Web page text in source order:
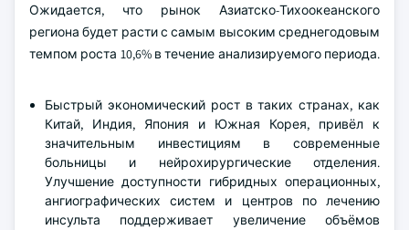
Ожидается, что рынок Азиатско-Тихоокеанского
региона будет расти с самым высоким среднегодовым
темпом роста 10,6% в течение анализируемого периода.
Быстрый экономический рост в таких странах, как
Китай, Индия, Япония и Южная Корея, привёл к
значительным инвестициям в современные
больницы и нейрохирургические отделения.
Улучшение доступности гибридных операционных,
ангиографических систем и центров по лечению
инсульта поддерживает увеличение объёмов